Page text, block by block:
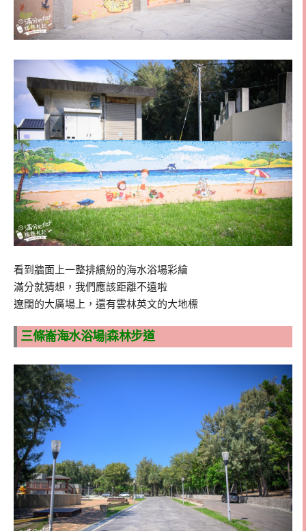
看到牆面上一整排繽紛的海水浴場彩繪
滿分就猜想，我們應該距離不遠啦
遼闊的大廣場上，還有雲林英文的大地標
三條崙海水浴場|森林步道